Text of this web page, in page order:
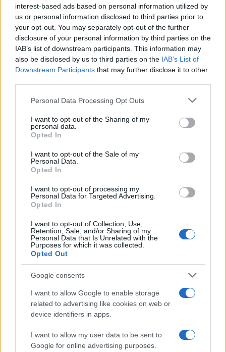
interest-based ads based on personal information utilized by
us or personal information disclosed to third parties prior to
your opt-out. You may separately opt-out of the further
disclosure of your personal information by third parties on the
IAB’s list of downstream participants. This information may
also be disclosed by us to third parties on the IAB’s List of
Downstream Participants that may further disclose it to other
Please note that this website/app uses one or more Google
not limited to your visit or usage behaviour. You may click to
grant or deny consent to Google and its third-party tags to
use your data for below specified purposes in below Google
consent section.
Personal Data Processing Opt Outs
I want to opt-out of the Sharing of my
personal data.
Opted In
I want to opt-out of the Sale of my
Personal Data.
Opted In
I want to opt-out of processing my
Personal Data for Targeted Advertising.
Opted In
I want to opt-out of Collection, Use,
Retention, Sale, and/or Sharing of my
Personal Data that Is Unrelated with the
Purposes for which it was collected.
Opted Out
Google consents
I want to allow Google to enable storage
related to advertising like cookies on web or
device identifiers in apps.
I want to allow my user data to be sent to
Google for online advertising purposes.
F
a
ce
b
o
o
k
T
w
it
te
r
Pi
n
te
re
st
W
h
at
s
A
p
p
S
h
a
re
Articolo precedente
Prossimo articolo
NOTIZIE RECENTI
Olbia, le previsioni meteo per lunedì 10 agosto
Le ultime offerte di lavoro a Olbia e in Gallura
segnalazione dei residenti
Incendi in Gallura, devastati un chiosco e due
furgoni: le indagini
Cannigione celebra la cultura gallurese con il
“Poker letterario”
È scontro tra Misericordia e Comune di Santa